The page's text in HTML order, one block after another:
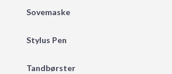
Sovemaske
Stylus Pen
Tandbørster